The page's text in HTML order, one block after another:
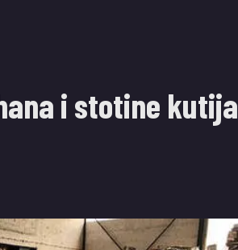
i stotine kutija